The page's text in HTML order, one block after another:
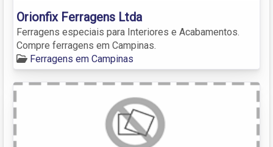
Orionfix Ferragens Ltda
Ferragens especiais para Interiores e Acabamentos.
Compre ferragens em Campinas.
Ferragens em Campinas